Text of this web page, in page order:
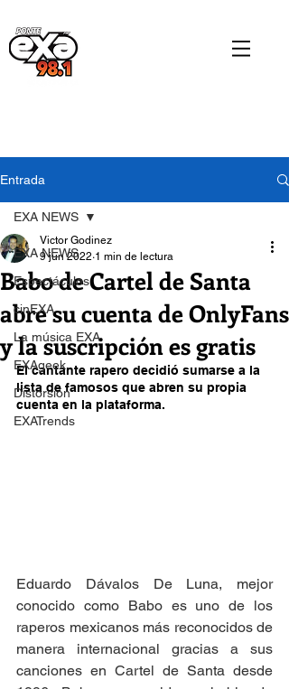
Entrada
EXA NEWS
Espectáculos
cinEXA
La música EXA
EXAgeek
Distorsión
EXATrends
EXA NEWS
Babo de Cartel de Santa
abre su cuenta de OnlyFans
y la suscripción es gratis
Victor Godinez
9 jun 2022 1 min de lectura
El cantante rapero decidió sumarse a la
lista de famosos que abren su propia
cuenta en la plataforma.
Eduardo Dávalos De Luna, mejor
conocido como Babo es uno de los
raperos mexicanos más reconocidos de
manera internacional gracias a sus
canciones en Cartel de Santa desde